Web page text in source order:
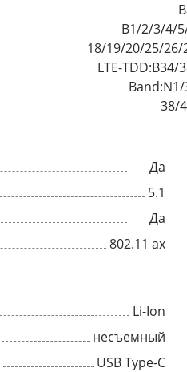
B1/2/3/4/
18/19/20/25/26/
LTE-
38/
Да
5.1
Да
802.11 ax
Li-Ion
несъемный
USB Type-C